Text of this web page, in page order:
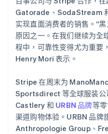
Gatorade、SodaStream
实现直面消费者的销售。“
原因之一。在我们继续为全
程中，可靠性变得尤为重要
Henry Mori 表示。
Stripe 在周末为
Sportsdirect 等全球服装公
Castlery 和 URBN 品牌等
渠道购物体验。URBN 品
Anthropologie Group、
English
丹麦
English
德国
DeutschEnglish
法国
芬兰
EnglishSvenska
荷兰
Nederlands English
加拿大
EnglishFrançais